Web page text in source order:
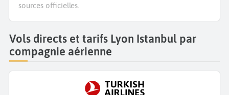
sources officielles.
Vols directs et tarifs Lyon Istanbul par
compagnie aérienne